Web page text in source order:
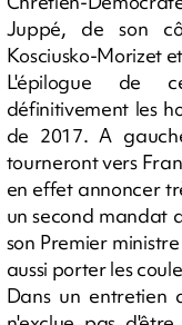
Juppé, de son
Kosciusko-Morizet
L'épilogue de
définitivement les
de 2017. A
tourneront vers
en effet annoncer
un second mandat
son Premier
aussi porter les
Dans un entretien